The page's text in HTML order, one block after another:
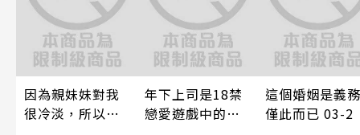
因為親妹妹對我
很冷淡，所以只
年下上司是18禁
戀愛遊戲中的我
這個婚姻是義務
僅此而已 03-2